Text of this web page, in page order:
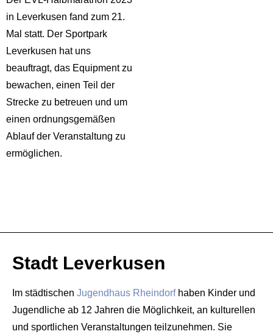
in Leverkusen fand zum 21.
Mal statt. Der Sportpark
Leverkusen hat uns
beauftragt, das Equipment zu
bewachen, einen Teil der
Strecke zu betreuen und um
einen ordnungsgemäßen
Ablauf der Veranstaltung zu
ermöglichen.
Stadt Leverkusen
Im städtischen Jugendhaus Rheindorfhaben Kinder und
Jugendliche ab 12 Jahren die Möglichkeit, an kulturellen
und sportlichen Veranstaltungen teilzunehmen. Sie